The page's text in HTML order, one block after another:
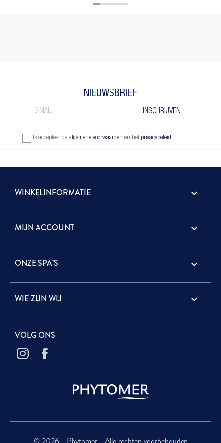
NIEUWSBRIEF
Ik accepteer de algemene voorwaarden en het privacybeleid
WINKELINFORMATIE keyboard_arrow_down
MIJN ACCOUNT 
ONZE SPA’S 
WIE ZIJN WIJ 
VOLG ONS